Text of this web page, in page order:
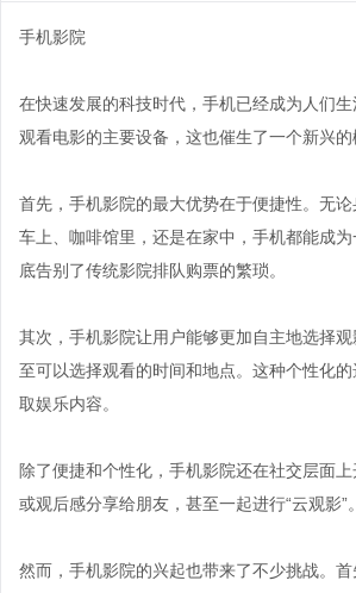
手机影院
在快速发展的科技时代，手机已经成为人们
观看电影的主要设备，这也催生了一个新兴
首先，手机影院的最大优势在于便捷性。无
车上、咖啡馆里，还是在家中，手机都能成
底告别了传统影院排队购票的繁琐。
其次，手机影院让用户能够更加自主地选择
至可以选择观看的时间和地点。这种个性化
取娱乐内容。
除了便捷和个性化，手机影院还在社交层面
或观后感分享给朋友，甚至一起进行“云观影
然而，手机影院的兴起也带来了不少挑战。